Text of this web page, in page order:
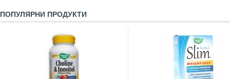
ПОПУЛЯРНИ ПРОДУКТИ